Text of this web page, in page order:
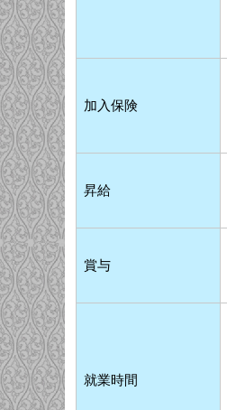
加入保険
昇給
賞与
就業時間